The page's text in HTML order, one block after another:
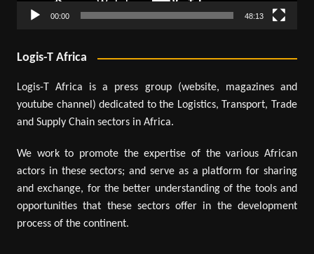
00:00 48:13
Logis-T Africa
Logis-T Africa is a press group (website, magazines and
youtube channel) dedicated to the Logistics, Transport, Trade
and Supply Chain sectors in Africa.
We work to promote the expertise of the various African
actors in these sectors; and serve as a platform for sharing
and exchange, for the better understanding of the tools and
opportunities that these sectors offer in the development
process of the continent.